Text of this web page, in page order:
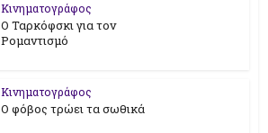
Κινηματογράφος
Ο Ταρκόφσκι για τον
Ρομαντισμό
Κινηματογράφος
Ο φόβος τρώει τα σωθικά